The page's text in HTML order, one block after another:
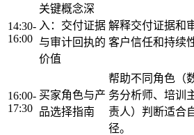
14:30-
16:00
关键概念深
入：交付证据
与审计回执的
价值
解释交付证据和
客户信任和持续
16:00-
17:30
买家角色与产
品选择指南
帮助不同角色（
务分析师、培训
责人）判断适合
径。